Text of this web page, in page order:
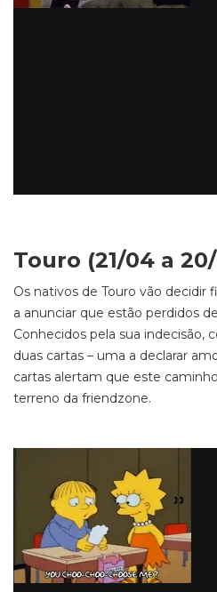
Touro (21/04 a
Os nativos de Touro vão
a anunciar que estão perdidos
Conhecidos pela sua indecisão,
duas cartas – uma a declarar
cartas alertam que este
terreno da friendzone.